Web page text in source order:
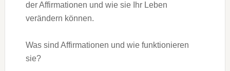
der Affirmationen und wie sie Ihr Leben
verändern können.
Was sind Affirmationen und wie funktionieren
sie?